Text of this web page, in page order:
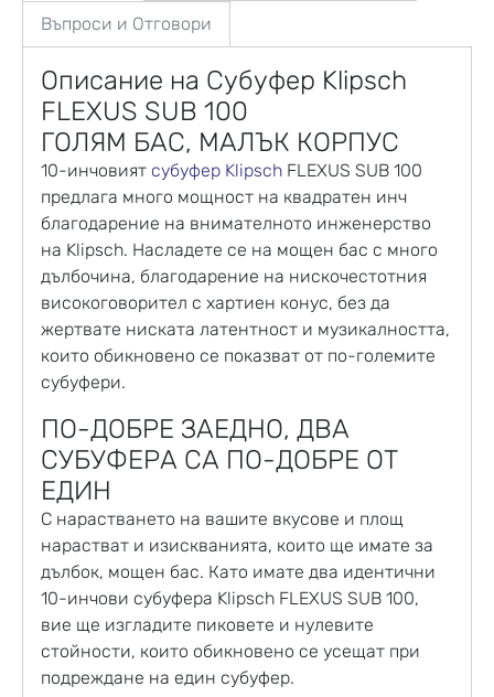
Въпроси и Отговори
Описание на Субуфер Klipsch
FLEXUS SUB 100
ГОЛЯМ БАС, МАЛЪК КОРПУС
10-инчовият субуфер Klipsch FLEXUS SUB 100
предлага много мощност на квадратен инч
благодарение на внимателното инженерство
на Klipsch. Насладете се на мощен бас с много
дълбочина, благодарение на нискочестотния
високоговорител с хартиен конус, без да
жертвате ниската латентност и музикалността,
които обикновено се показват от по-големите
субуфери.
ПО-ДОБРЕ ЗАЕДНО, ДВА
СУБУФЕРА СА ПО-ДОБРЕ ОТ
ЕДИН
С нарастването на вашите вкусове и площ
нарастват и изискванията, които ще имате за
дълбок, мощен бас. Като имате два идентични
10-инчови субуфера Klipsch FLEXUS SUB 100,
вие ще изгладите пиковете и нулевите
стойности, които обикновено се усещат при
подреждане на един субуфер.